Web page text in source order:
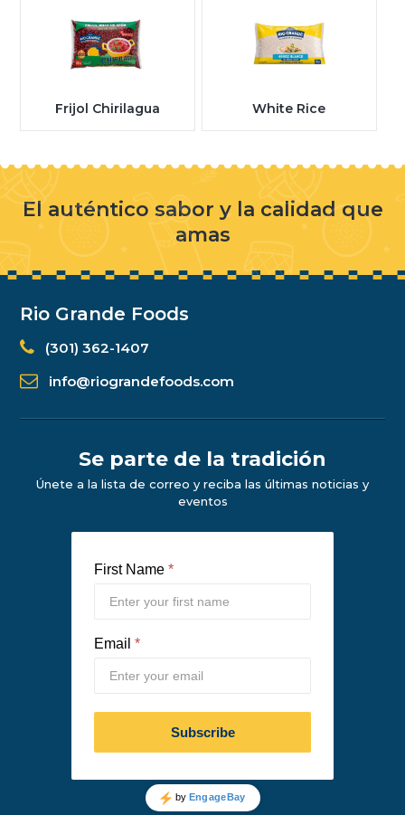
Frijol Chirilagua White Rice
El auténtico sabor y la calidad que
amas
Rio Grande Foods
(301) 362-1407
info@riograndefoods.com
Se parte de la tradición
Únete a la lista de correo y reciba las últimas noticias y
eventos